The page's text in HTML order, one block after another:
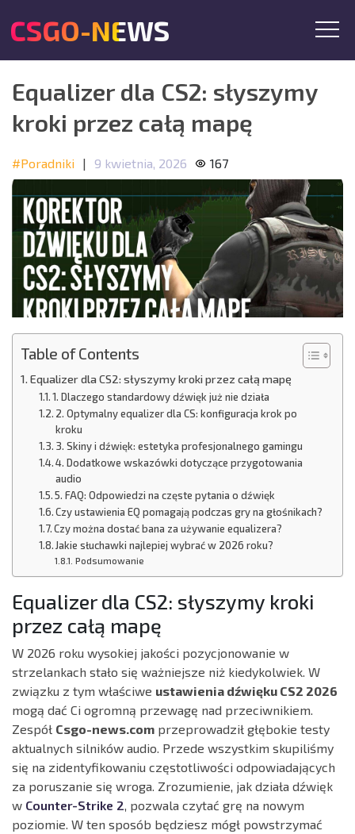
CSGO-NEWS
Equalizer dla CS2: słyszymy
kroki przez całą mapę
#Poradniki | 9 kwietnia, 2026 167
Table of Contents
Equalizer dla CS2: słyszymy kroki przez całą mapę
1. Dlaczego standardowy dźwięk już nie działa
2. Optymalny equalizer dla CS: konfiguracja krok po
kroku
3. Skiny i dźwięk: estetyka profesjonalnego gamingu
4. Dodatkowe wskazówki dotyczące przygotowania
audio
5. FAQ: Odpowiedzi na częste pytania o dźwięk
Czy ustawienia EQ pomagają podczas gry na głośnikach?
Czy można dostać bana za używanie equalizera?
Jakie słuchawki najlepiej wybrać w 2026 roku?
Podsumowanie
Equalizer dla CS2: słyszymy kroki
przez całą mapę
W 2026 roku wysokiej jakości pozycjonowanie w
strzelankach stało się ważniejsze niż kiedykolwiek. W
związku z tym właściwe ustawienia dźwięku CS2 2026
mogą dać Ci ogromną przewagę nad przeciwnikiem.
Zespół Csgo-news.com przeprowadził głębokie testy
aktualnych silników audio. Przede wszystkim skupiliśmy
się na zidentyfikowaniu częstotliwości odpowiadających
za poruszanie się wroga. Zrozumienie, jak działa dźwięk
w Counter-Strike 2, pozwala czytać grę na nowym
poziomie. W ten sposób będziesz mógł powstrzymać